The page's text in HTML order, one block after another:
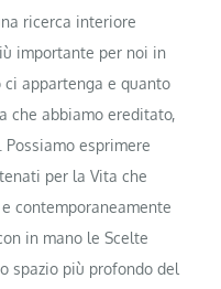
ricerca interiore
importante per noi in
appartenga e quanto
che abbiamo ereditato,
esprimere
per la Vita che
contemporaneamente
in mano le Scelte
spazio più profondo del